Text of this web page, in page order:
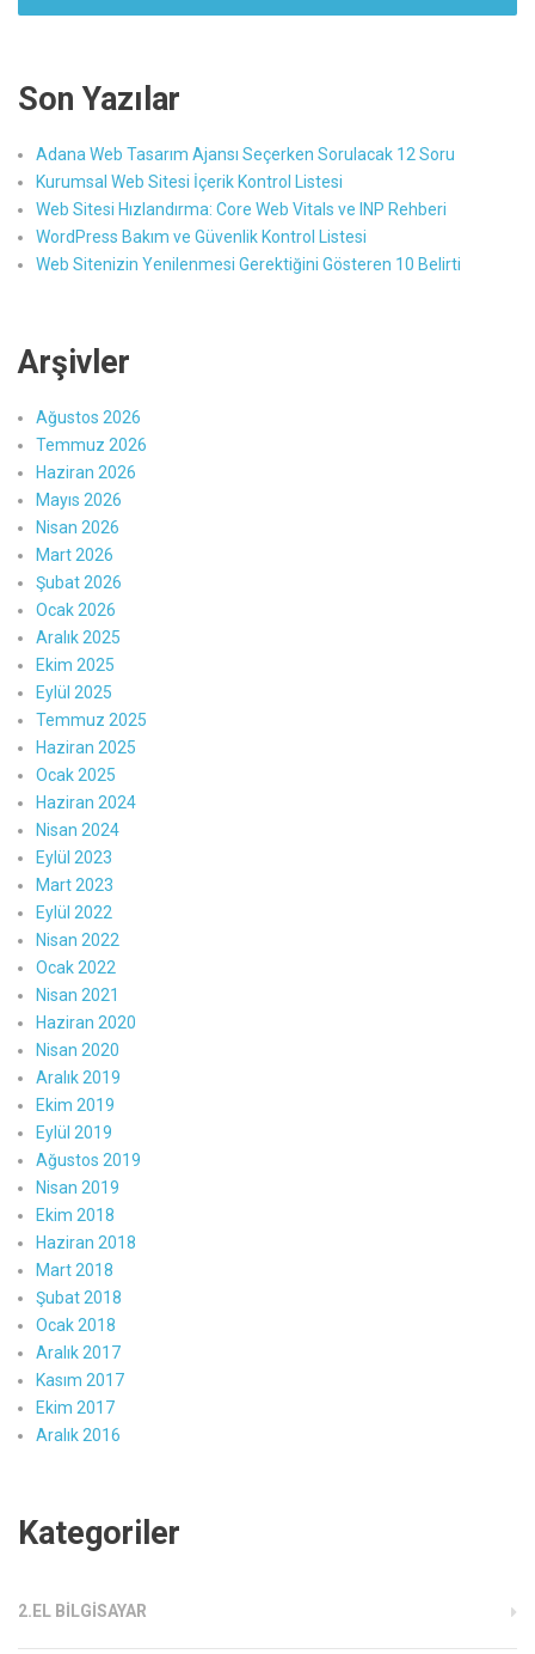
Son Yazılar
Adana Web Tasarım Ajansı Seçerken Sorulacak 12 Soru
Kurumsal Web Sitesi İçerik Kontrol Listesi
Web Sitesi Hızlandırma: Core Web Vitals ve INP Rehberi
WordPress Bakım ve Güvenlik Kontrol Listesi
Web Sitenizin Yenilenmesi Gerektiğini Gösteren 10 Belirti
Arşivler
Ağustos 2026
Temmuz 2026
Haziran 2026
Mayıs 2026
Nisan 2026
Mart 2026
Şubat 2026
Ocak 2026
Aralık 2025
Ekim 2025
Eylül 2025
Temmuz 2025
Haziran 2025
Ocak 2025
Haziran 2024
Nisan 2024
Eylül 2023
Mart 2023
Eylül 2022
Nisan 2022
Ocak 2022
Nisan 2021
Haziran 2020
Nisan 2020
Aralık 2019
Ekim 2019
Eylül 2019
Ağustos 2019
Nisan 2019
Ekim 2018
Haziran 2018
Mart 2018
Şubat 2018
Ocak 2018
Aralık 2017
Kasım 2017
Ekim 2017
Aralık 2016
Kategoriler
2.EL BILGISAYAR